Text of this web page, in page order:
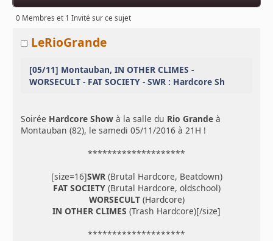
0 Membres et 1 Invité sur ce sujet
LeRioGrande
[05/11] Montauban, IN OTHER CLIMES -
WORSECULT - FAT SOCIETY - SWR : Hardcore Sh
Soirée Hardcore Show à la salle du Rio Grande à
Montauban (82), le samedi 05/11/2016 à 21H !
********************
[size=16]SWR (Brutal Hardcore, Beatdown)
FAT SOCIETY(Brutal Hardcore, oldschool)
WORSECULT (Hardcore)
IN OTHER CLIMES (Trash Hardcore)[/size]
********************